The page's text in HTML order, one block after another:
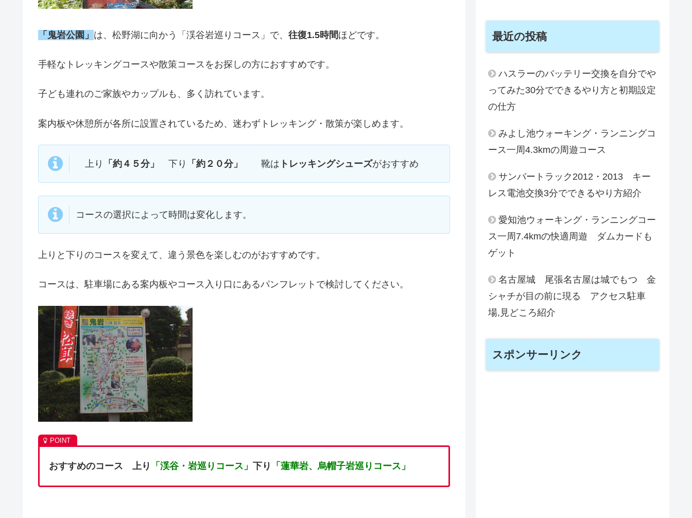
「鬼岩公園」 は、松野湖に向かう「渓谷岩巡りコース」で、 往復1.5時間ほどです。
手軽なトレッキングコースや散策コースをお探しの方におすすめです。
子ども連れのご家族やカップルも、多く訪れています。
案内板や休憩所が各所に設置されているため、迷わずトレッキング・散策が楽しめます。
上り 「約４５分」 下り 「約２０分」 靴は トレッキングシューズがおすすめ
コースの選択によって時間は変化します。
上りと下りのコースを変えて、違う景色を楽しむのがおすすめです。
コースは、駐車場にある案内板やコース入り口にあるパンフレットで検討してください。
おすすめのコース 上り 「渓谷・岩巡りコース」 下り 「蓮華岩、烏帽子岩巡りコース」
最近の投稿
ハスラーのバッテリー交換を自分でや
ってみた30分でできるやり方と初期設定
の仕方
みよし池ウォーキング・ランニングコ
ース一周4.3kmの周遊コース
サンバートラック2012・2013 キー
レス電池交換3分でできるやり方紹介
愛知池ウォーキング・ランニングコー
ス一周7.4kmの快適周遊 ダムカードも
ゲット
名古屋城 尾張名古屋は城でもつ 金
シャチが目の前に現る アクセス駐車
場,見どころ紹介
スポンサーリンク